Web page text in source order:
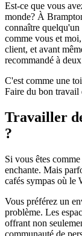
Est-ce que vous
monde? À
connaître
comme vous et
client, et avant
recommandé à
C'est comme une
Faire du bon travail
Travailler
?
Si vous êtes
enchante. Mais
cafés sympas où le
Vous préférez un
problème. Les
offrant non
communauté de